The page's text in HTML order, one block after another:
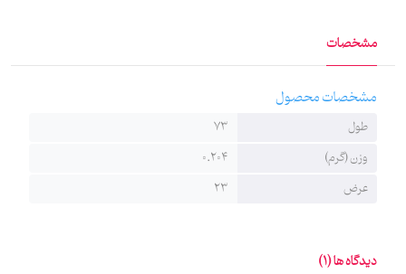
مشخصات
مشخصات محصول
طول
73
وزن (گرم)
0.204
عرض
23
دیدگاه ها (1)